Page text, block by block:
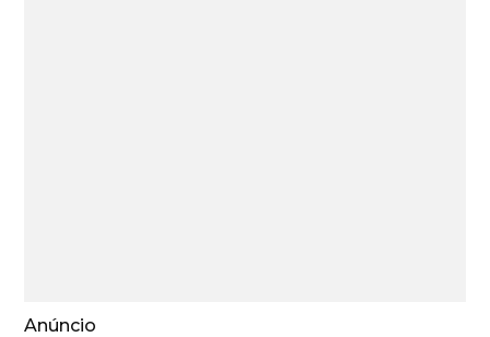
Anúncio